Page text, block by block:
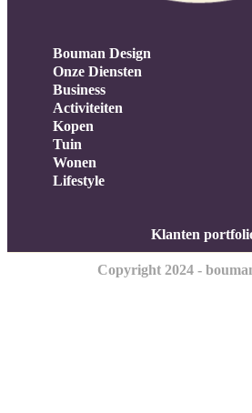
Bouman Design
Onze Diensten
Business
Activiteiten
Kopen
Tuin
Wonen
Lifestyle
Klanten
Copyright 2024 -